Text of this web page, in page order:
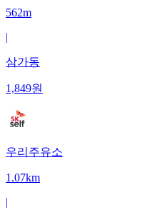
562m
|
삼가동
1,849원
우리주유소
1.07km
|